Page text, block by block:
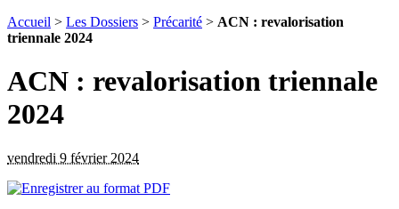
Accueil > Les Dossiers > Précarité > ACN : revalorisation
triennale 2024
ACN : revalorisation triennale
2024
vendredi 9 février 2024